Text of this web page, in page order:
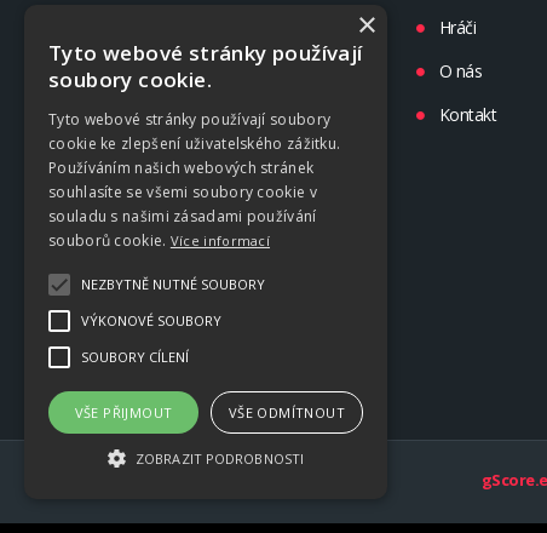
Liga
Tréninky
Kluby
Hráči
O nás
Kontakt
×
Tyto webové stránky používají
soubory cookie.
Tyto webové stránky používají soubory
cookie ke zlepšení uživatelského zážitku.
Používáním našich webových stránek
souhlasíte se všemi soubory cookie v
souladu s našimi zásadami používání
souborů cookie. Více informací
NEZBYTNĚ NUTNÉ SOUBORY
VÝKONOVÉ SOUBORY
SOUBORY CÍLENÍ
VŠE PŘIJMOUT VŠE ODMÍTNOUT
ZOBRAZIT PODROBNOSTI